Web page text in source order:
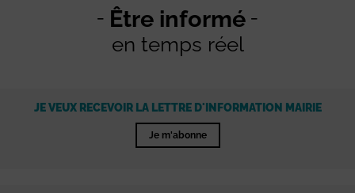
Être informé
en temps réel
JE VEUX RECEVOIR LA LETTRE D'INFORMATION MAIRIE
Je m'abonne